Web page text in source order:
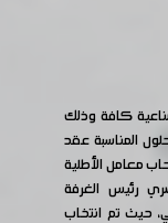
كافة وذلك
المناسبة عقد
معامل الأطلية
رئيس الغرفة
حيث تم انتخاب